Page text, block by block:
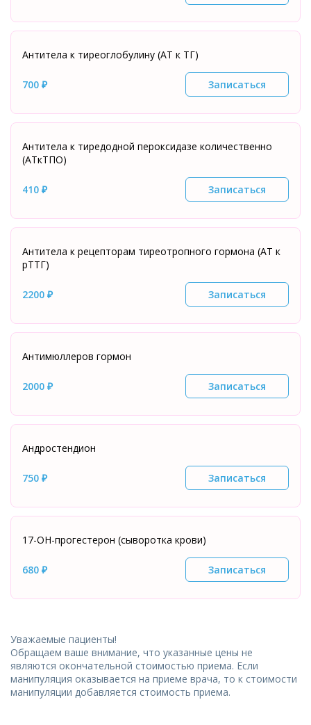
Антитела к тиреоглобулину (АТ к ТГ)
700 ₽ Записаться
Антитела к тиредодной пероксидазе количественно
(АТкТПО)
410 ₽ Записаться
Антитела к рецепторам тиреотропного гормона (АТ к
рТТГ)
2200 ₽ Записаться
Антимюллеров гормон
2000 ₽ Записаться
Андростендион
750 ₽ Записаться
17-ОН-прогестерон (сыворотка крови)
680 ₽ Записаться
Уважаемые пациенты!
Обращаем ваше внимание, что указанные цены не
являются окончательной стоимостью приема. Если
манипуляция оказывается на приеме врача, то к стоимости
манипуляции добавляется стоимость приема.